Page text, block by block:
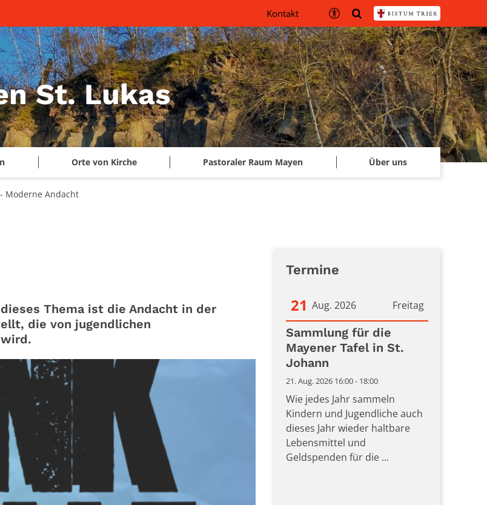
St. Lukas
Orte von Kirche Pastoraler Raum Mayen Über uns
Kontakt
Moderne Andacht
Thema ist die Andacht in der
die von jugendlichen
Termine
Freitag
21 Aug. 2026
Datum: 21. August 2026
Sammlung für die
Mayener Tafel in St.
Johann
21. Aug. 2026 16:00 - 18:00
Wie jedes Jahr sammeln
Kindern und Jugendliche auch
dieses Jahr wieder haltbare
Lebensmittel und
Geldspenden für die ...